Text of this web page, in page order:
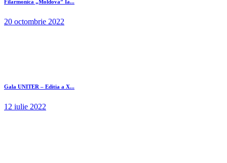
Filarmonica „Moldova” Ia...
20 octombrie 2022
Gala UNITER – Editia a X...
12 iulie 2022